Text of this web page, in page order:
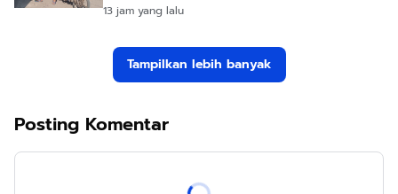
13 jam yang lalu
Tampilkan lebih banyak
Posting Komentar